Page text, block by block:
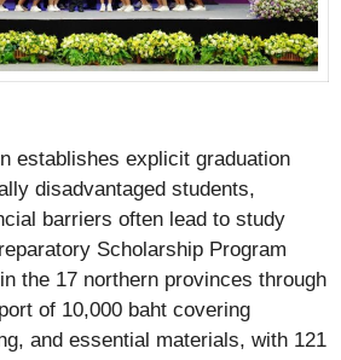
explicit graduation
disadvantaged students,
barriers often lead to study
Scholarship Program
the 17 northern provinces through
of 10,000 baht covering
and essential materials, with 121